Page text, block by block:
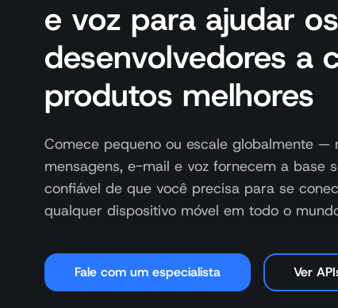
e voz para ajudar os
desenvolvedores a
produtos melhores
Comece pequeno ou escale globalmente —
mensagens, e-mail e voz fornecem a base
confiável de que você precisa para se
qualquer dispositivo móvel em todo o
Fale com um especialista Ver